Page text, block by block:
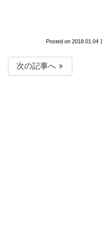
Posted on 2018.01.04
次の記事へ